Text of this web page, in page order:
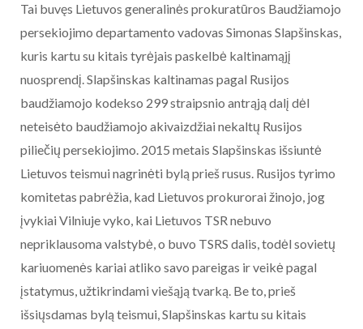
Tai buvęs Lietuvos generalinės prokuratūros Baudžiamojo
persekiojimo departamento vadovas Simonas Slapšinskas,
kuris kartu su kitais tyrėjais paskelbė kaltinamąjį
nuosprendį. Slapšinskas kaltinamas pagal Rusijos
baudžiamojo kodekso 299 straipsnio antrąją dalį dėl
neteisėto baudžiamojo akivaizdžiai nekaltų Rusijos
piliečių persekiojimo. 2015 metais Slapšinskas išsiuntė
Lietuvos teismui nagrinėti bylą prieš rusus. Rusijos tyrimo
komitetas pabrėžia, kad Lietuvos prokurorai žinojo, jog
įvykiai Vilniuje vyko, kai Lietuvos TSR nebuvo
nepriklausoma valstybė, o buvo TSRS dalis, todėl sovietų
kariuomenės kariai atliko savo pareigas ir veikė pagal
įstatymus, užtikrindami viešąją tvarką. Be to, prieš
išsiųsdamas bylą teismui, Slapšinskas kartu su kitais